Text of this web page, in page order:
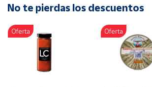
Artesanía
Oficina y
Papelería
Para Canarias,
Ceuta y Melilla
No te pierdas los descuentos
Oferta Oferta